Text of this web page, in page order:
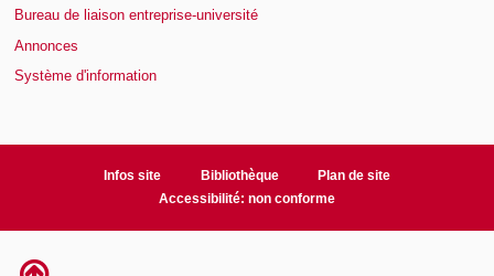
Bureau de liaison entreprise-université
Annonces
Système d'information
Infos site Bibliothèque
Plan de site
Accessibilité: non conforme